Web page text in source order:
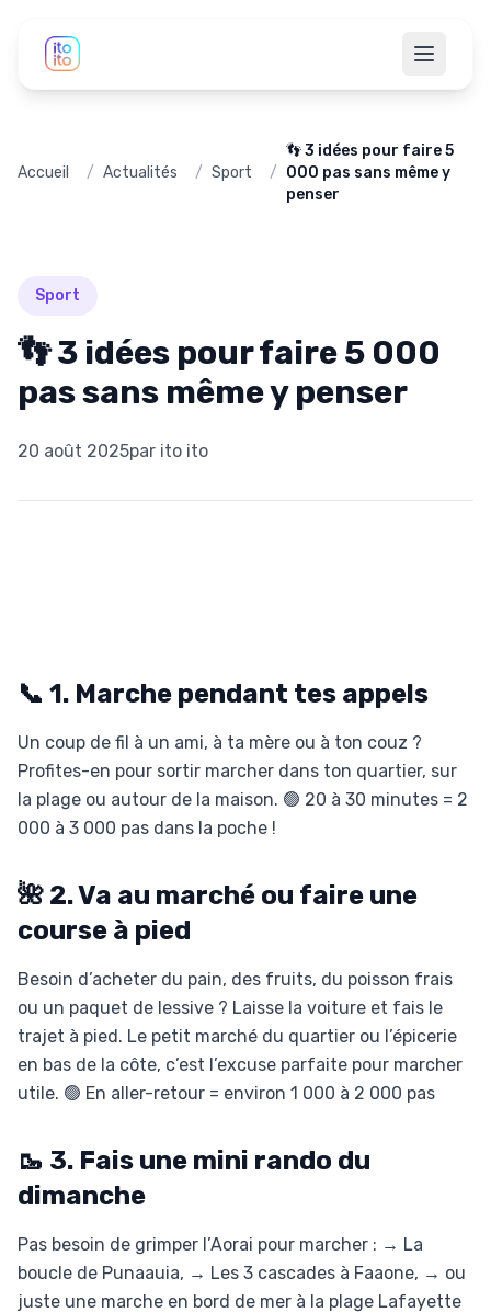
Accueil / Actualités / Sport /
👣 3 idées pour faire 5
000 pas sans même y
penser
Sport
👣 3 idées pour faire 5 000
pas sans même y penser
20 août 2025par ito ito
📞 1. Marche pendant tes appels
Un coup de fil à un ami, à ta mère ou à ton couz ?
Profites-en pour sortir marcher dans ton quartier, sur
la plage ou autour de la maison. 🟢 20 à 30 minutes = 2
000 à 3 000 pas dans la poche !
🌺 2. Va au marché ou faire une
course à pied
Besoin d’acheter du pain, des fruits, du poisson frais
ou un paquet de lessive ? Laisse la voiture et fais le
trajet à pied. Le petit marché du quartier ou l’épicerie
en bas de la côte, c’est l’excuse parfaite pour marcher
utile. 🟢 En aller-retour = environ 1 000 à 2 000 pas
🥾 3. Fais une mini rando du
dimanche
Pas besoin de grimper l’Aorai pour marcher : → La
boucle de Punaauia, → Les 3 cascades à Faaone, → ou
juste une marche en bord de mer à la plage Lafayette